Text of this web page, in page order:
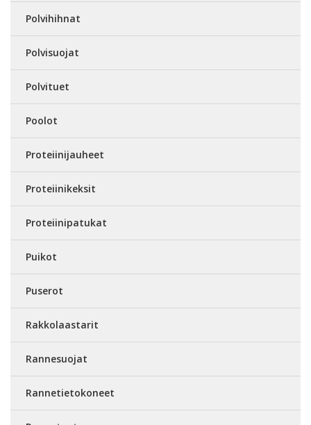
Polvihihnat
Polvisuojat
Polvituet
Poolot
Proteiinijauheet
Proteiinikeksit
Proteiinipatukat
Puikot
Puserot
Rakkolaastarit
Rannesuojat
Rannetietokoneet